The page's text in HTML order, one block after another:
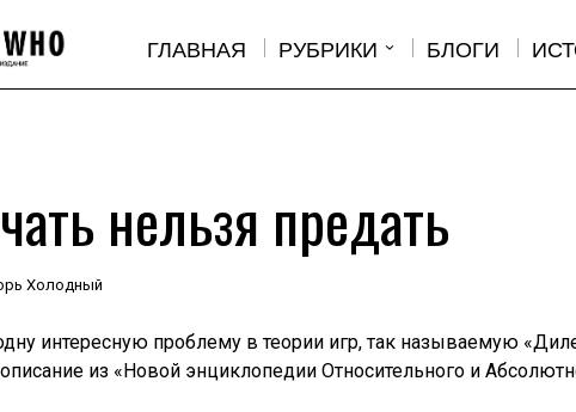
ГЛАВНАЯ РУБРИКИ БЛОГИ
нельзя предать
Холодный
интересную проблему в теории игр, так называемую
из «Новой энциклопедии Относительного и